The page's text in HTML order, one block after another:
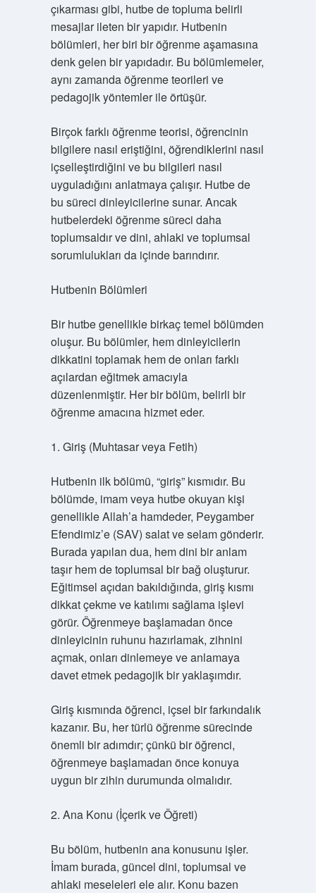
çıkarması gibi, hutbe de topluma belirli
mesajlar ileten bir yapıdır. Hutbenin
bölümleri, her biri bir öğrenme aşamasına
denk gelen bir yapıdadır. Bu bölümlemeler,
aynı zamanda öğrenme teorileri ve
pedagojik yöntemler ile örtüşür.
Birçok farklı öğrenme teorisi, öğrencinin
bilgilere nasıl eriştiğini, öğrendiklerini nasıl
içselleştirdiğini ve bu bilgileri nasıl
uyguladığını anlatmaya çalışır. Hutbe de
bu süreci dinleyicilerine sunar. Ancak
hutbelerdeki öğrenme süreci daha
toplumsaldır ve dini, ahlaki ve toplumsal
sorumlulukları da içinde barındırır.
Hutbenin Bölümleri
Bir hutbe genellikle birkaç temel bölümden
oluşur. Bu bölümler, hem dinleyicilerin
dikkatini toplamak hem de onları farklı
açılardan eğitmek amacıyla
düzenlenmiştir. Her bir bölüm, belirli bir
öğrenme amacına hizmet eder.
1. Giriş (Muhtasar veya Fetih)
Hutbenin ilk bölümü, “giriş” kısmıdır. Bu
bölümde, imam veya hutbe okuyan kişi
genellikle Allah’a hamdeder, Peygamber
Efendimiz’e (SAV) salat ve selam gönderir.
Burada yapılan dua, hem dini bir anlam
taşır hem de toplumsal bir bağ oluşturur.
Eğitimsel açıdan bakıldığında, giriş kısmı
dikkat çekme ve katılımı sağlama işlevi
görür. Öğrenmeye başlamadan önce
dinleyicinin ruhunu hazırlamak, zihnini
açmak, onları dinlemeye ve anlamaya
davet etmek pedagojik bir yaklaşımdır.
Giriş kısmında öğrenci, içsel bir farkındalık
kazanır. Bu, her türlü öğrenme sürecinde
önemli bir adımdır; çünkü bir öğrenci,
öğrenmeye başlamadan önce konuya
uygun bir zihin durumunda olmalıdır.
2. Ana Konu (İçerik ve Öğreti)
Bu bölüm, hutbenin ana konusunu işler.
İmam burada, güncel dini, toplumsal ve
ahlaki meseleleri ele alır. Konu bazen